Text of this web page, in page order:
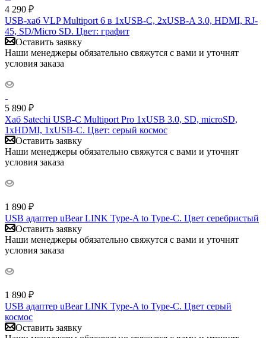
4 290 ₽
USB-хаб VLP Multiport 6 в 1хUSB-C, 2хUSB-A 3.0, HDMI, RJ-
45, SD/Micro SD. Цвет: графит
Оставить заявку
Наши менеджеры обязательно свяжутся с вами и уточнят
условия заказа
5 890 ₽
Хаб Satechi USB-C Multiport Pro 1xUSB 3.0, SD, microSD,
1xHDMI, 1xUSB-C. Цвет: серый космос
Оставить заявку
Наши менеджеры обязательно свяжутся с вами и уточнят
условия заказа
1 890 ₽
USB адаптер uBear LINK Type-A to Type-C. Цвет серебристый
Оставить заявку
Наши менеджеры обязательно свяжутся с вами и уточнят
условия заказа
1 890 ₽
USB адаптер uBear LINK Type-A to Type-C. Цвет серый
космос
Оставить заявку